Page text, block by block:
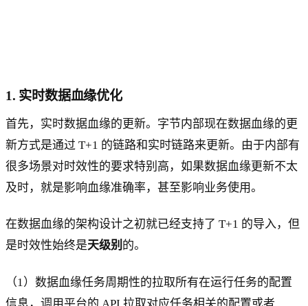
1. 实时数据血缘优化
首先，实时数据血缘的更新。字节内部现在数据血缘的更
新方式是通过 T+1 的链路和实时链路来更新。由于内部有
很多场景对时效性的要求特别高，如果数据血缘更新不太
及时，就是影响血缘准确率，甚至影响业务使用。
在数据血缘的架构设计之初就已经支持了 T+1 的导入，但
是时效性始终是天级别 的。
（1）数据血缘任务周期性的拉取所有在运行任务的配置